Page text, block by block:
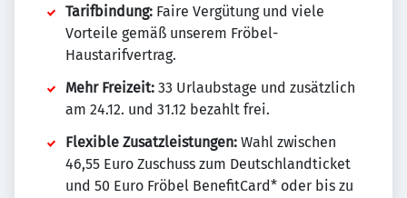
Tarifbindung: Faire Vergütung und viele
Vorteile gemäß unserem Fröbel-
Haustarifvertrag.
Mehr Freizeit: 33 Urlaubstage und zusätzlich
am 24.12. und 31.12 bezahlt frei.
Flexible Zusatzleistungen: Wahl zwischen
46,55 Euro Zuschuss zum Deutschlandticket
und 50 Euro Fröbel BenefitCard* oder bis zu